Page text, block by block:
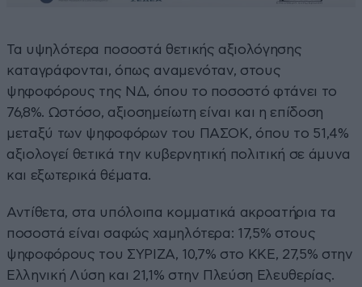
Τα υψηλότερα ποσοστά θετικής αξιολόγησης
καταγράφονται, όπως αναμενόταν, στους
ψηφοφόρους της ΝΔ, όπου το ποσοστό φτάνει το
76,8%. Ωστόσο, αξιοσημείωτη είναι και η επίδοση
μεταξύ των ψηφοφόρων του ΠΑΣΟΚ, όπου το 51,4%
αξιολογεί θετικά την κυβερνητική πολιτική σε άμυνα
και εξωτερικά θέματα.
Αντίθετα, στα υπόλοιπα κομματικά ακροατήρια τα
ποσοστά είναι σαφώς χαμηλότερα: 17,5% στους
ψηφοφόρους του ΣΥΡΙΖΑ, 10,7% στο ΚΚΕ, 27,5% στην
Ελληνική Λύση και 21,1% στην Πλεύση Ελευθερίας.